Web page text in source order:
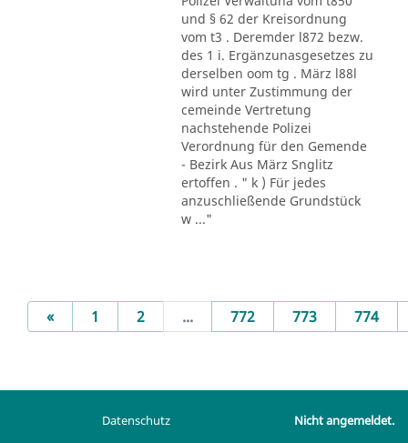
und § 62 der Kreisordnung
vom t3 . Deremder l872 bezw.
des 1 i. Ergänzunasgesetzes zu
derselben oom tg . März l88l
wird unter Zustimmung der
cemeinde Vertretung
nachstehende Polizei
Verordnung für den Gemende
- Bezirk Aus März Snglitz
ertoffen . " k ) Für jedes
anzuschließende Grundstück
w ..."
«Previous
1 2 ... 772 773 774
Datenschutz
Nicht angemeldet.